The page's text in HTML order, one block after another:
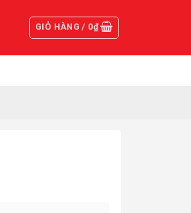
GIỎ HÀNG / 0₫